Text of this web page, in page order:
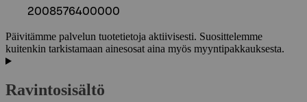
2008576400000
Päivitämme palvelun tuotetietoja aktiivisesti. Suosittelemme
kuitenkin tarkistamaan ainesosat aina myös myyntipakkauksesta.
Ravintosisältö